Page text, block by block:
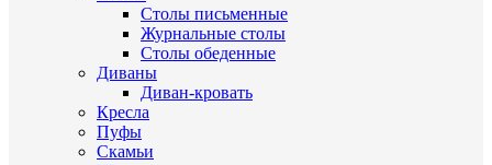
Столы письменные
Журнальные cтолы
Столы обеденные
Диваны
Диван-кровать
Кресла
Пуфы
Скамьи